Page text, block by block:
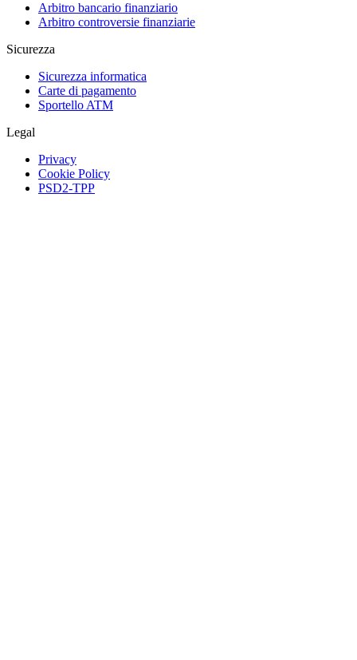
Arbitro bancario finanziario
Arbitro controversie finanziarie
Sicurezza
Sicurezza informatica
Carte di pagamento
Sportello ATM
Legal
Privacy
Cookie Policy
PSD2-TPP